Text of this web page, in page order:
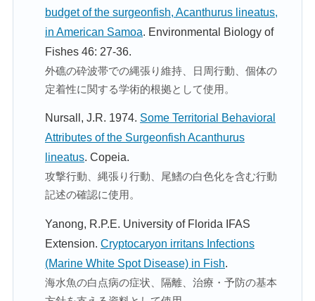
budget of the surgeonfish, Acanthurus lineatus,
in American Samoa. Environmental Biology of
Fishes 46: 27-36.
外礁の砕波帯での縄張り維持、日周行動、個体の
定着性に関する学術的根拠として使用。
Nursall, J.R. 1974. Some Territorial Behavioral
Attributes of the Surgeonfish Acanthurus
lineatus. Copeia.
攻撃行動、縄張り行動、尾鰭の白色化を含む行動
記述の確認に使用。
Yanong, R.P.E. University of Florida IFAS
Extension. Cryptocaryon irritans Infections
(Marine White Spot Disease) in Fish.
海水魚の白点病の症状、隔離、治療・予防の基本